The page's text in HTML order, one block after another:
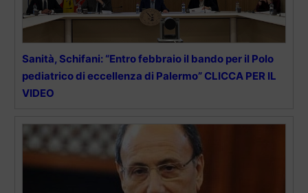
Sanità, Schifani: “Entro febbraio il bando per il Polo
pediatrico di eccellenza di Palermo” CLICCA PER IL
VIDEO